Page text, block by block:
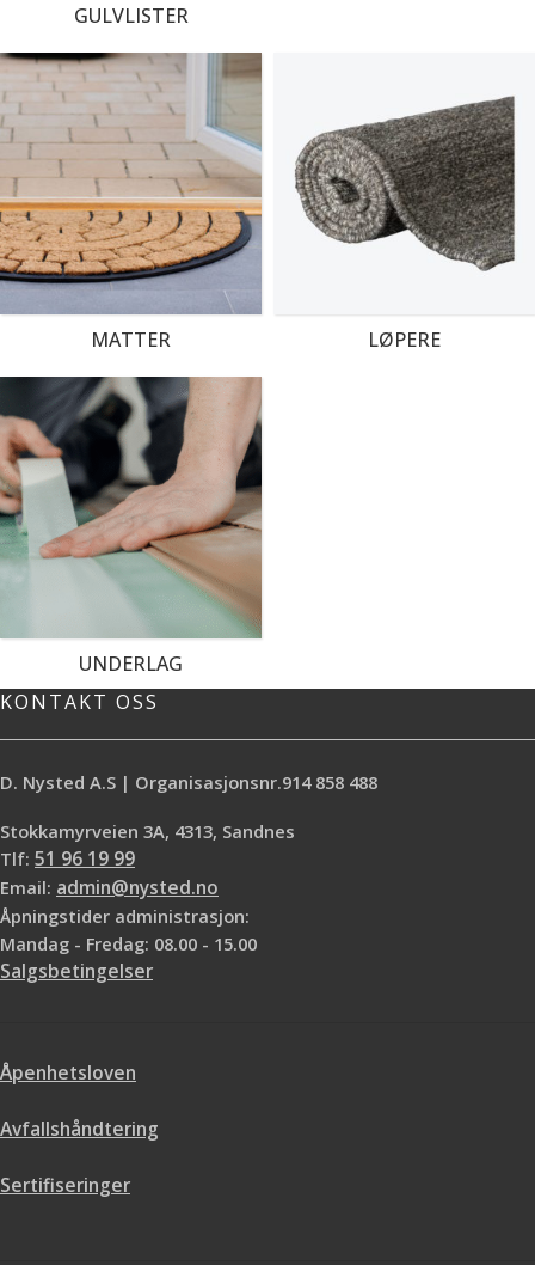
GULVLISTER
MATTER LØPERE
UNDERLAG
KONTAKT OSS
D. Nysted A.S | Organisasjonsnr.914 858 488
Stokkamyrveien 3A, 4313, Sandnes
Tlf: 51 96 19 99
Email: admin@nysted.no
Åpningstider administrasjon:
Mandag - Fredag: 08.00 - 15.00
Salgsbetingelser
Åpenhetsloven
Avfallshåndtering
Sertifiseringer